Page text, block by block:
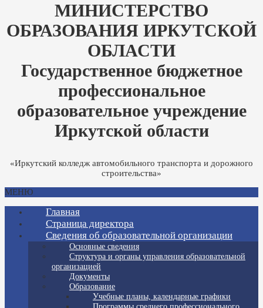
МИНИСТЕРСТВО
ОБРАЗОВАНИЯ ИРКУТСКОЙ
ОБЛАСТИ
Государственное бюджетное
профессиональное
образовательное учреждение
Иркутской области
«Иркутский колледж автомобильного транспорта и дорожного
строительства»
МЕНЮ
Главная
Страница директора
Сведения об образовательной организации
Основные сведения
Структура и органы управления образовательной
организацией
Документы
Образование
Учебные планы, календарные графики